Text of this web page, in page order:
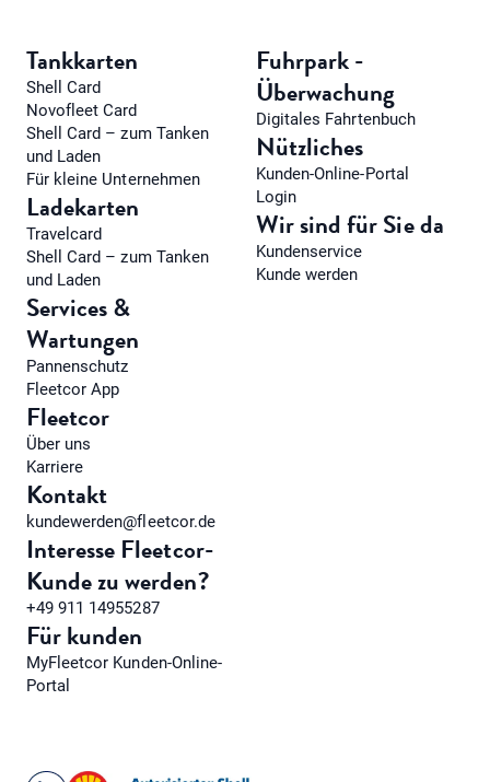
Tankkarten
Shell Card
Novofleet Card
Shell Card – zum Tanken
und Laden
Für kleine Unternehmen
Ladekarten
Travelcard
Shell Card – zum Tanken
und Laden
Services &
Wartungen
Pannenschutz
Fleetcor App
Fuhrpark -
Überwachung
Digitales Fahrtenbuch
Nützliches
Kunden-Online-Portal
Login
Wir sind für Sie da
Kundenservice
Kunde werden
Fleetcor
Über uns
Karriere
Kontakt
kundewerden@fleetcor.de
Interesse Fleetcor-
Kunde zu werden?
+49 911 14955287
Für kunden
MyFleetcor Kunden-Online-
Portal